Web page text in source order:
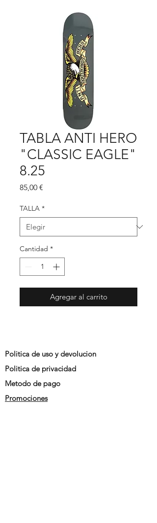
TABLA ANTI HERO
"CLASSIC EAGLE"
8.25
85,00 €
TALLA *
Cantidad *
Agregar al carrito
Politica de uso y devolucion
Politica de privacidad
Metodo de pago
Promociones